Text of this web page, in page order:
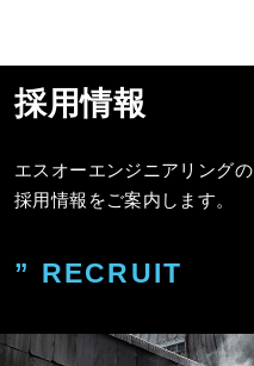
採用情報
エスオーエンジニアリングの
採用情報をご案内します。
” RECRUIT